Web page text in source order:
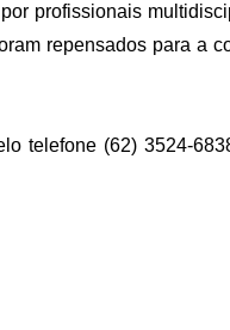
profissionais
repensados para a
telefone (62) 3524-